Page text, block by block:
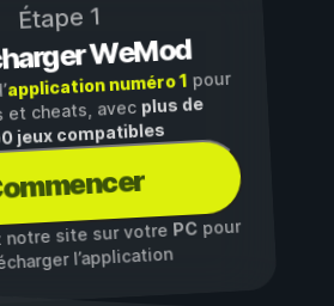
Étape 1
WeMod
application numéro 1pour
et cheats, avec plus de
jeux compatibles
notre site sur votre PCpour
l’application